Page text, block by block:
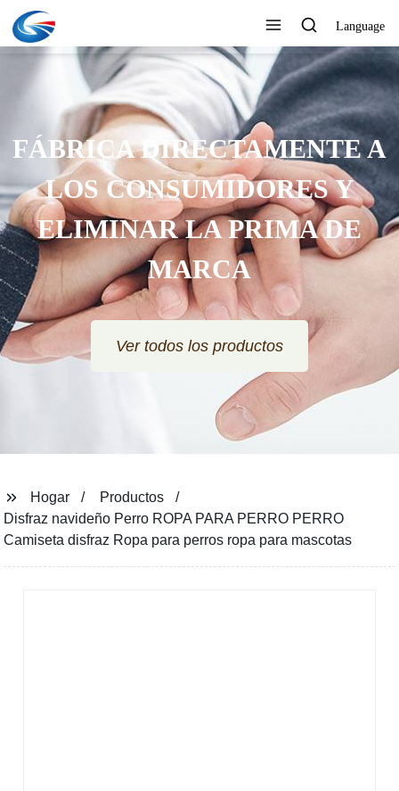
Language
RÁPIDAMENTE Y
UN PRECIO MUY
ATRACTIVO
Ver todos los productos
Hogar
Productos
Disfraz navideño Perro ROPA PARA PERRO PERRO
Camiseta disfraz Ropa para perros ropa para mascotas